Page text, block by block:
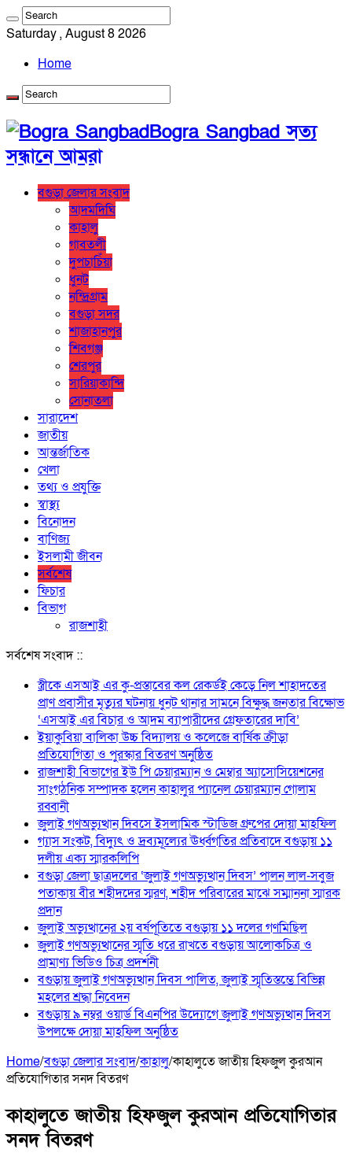
Saturday , August 8 2026
Home
Bogra Sangbad সত্য
সন্ধানে আমরা
বগুড়া জেলার সংবাদ
আদমদিঘি
কাহালু
গাবতলী
দুপচাচিঁয়া
ধুনট
নন্দ্রিগ্রাম
বগুড়া সদর
শাজাহানপুর
শিবগঞ্জ
শেরপুর
সারিয়াকান্দি
সোনাতলা
সারাদেশ
জাতীয়
আন্তর্জাতিক
খেলা
তথ্য ও প্রযুক্তি
স্বাস্থ্য
বিনোদন
বাণিজ্য
ইসলামী জীবন
সর্বশেষ
ফিচার
বিভাগ
রাজশাহী
সর্বশেষ সংবাদ ::
স্ত্রীকে এসআই এর কু-প্রস্তাবের কল রেকর্ডই কেড়ে নিল শাহাদতের
প্রাণ প্রবাসীর মৃত্যুর ঘটনায় ধুনট থানার সামনে বিক্ষুদ্ধ জনতার বিক্ষোভ
‘এসআই এর বিচার ও আদম ব্যাপারীদের গ্রেফতারের দাবি’
ইয়াকুবিয়া বালিকা উচ্চ বিদ্যালয় ও কলেজে বার্ষিক ক্রীড়া
প্রতিযোগিতা ও পুরস্কার বিতরণ অনুষ্ঠিত
রাজশাহী বিভাগের ইউ পি চেয়ারম্যান ও মেম্বার অ্যাসোসিয়েশনের
সাংগঠনিক সম্পাদক হলেন কাহালুর প্যানেল চেয়ারম্যান গোলাম
রব্বানী
জুলাই গণঅভ্যুত্থান দিবসে ইসলামিক স্টাডিজ গ্রুপের দোয়া মাহফিল
গ্যাস সংকট, বিদ্যুৎ ও দ্রব্যমূল্যের ঊর্ধ্বগতির প্রতিবাদে বগুড়ায় ১১
দলীয় এক্য স্মারকলিপি
বগুড়া জেলা ছাত্রদলের ‘জুলাই গণঅভ্যুত্থান দিবস’ পালন লাল-সবুজ
পতাকায় বীর শহীদদের স্মরণ, শহীদ পরিবারের মাঝে সম্মাননা স্মারক
প্রদান
জুলাই অভ্যুত্থানের ২য় বর্ষপূতিতে বগুড়ায় ১১ দলের গণমিছিল
জুলাই গণঅভ্যুত্থানের স্মৃতি ধরে রাখতে বগুড়ায় আলোকচিত্র ও
প্রামাণ্য ভিডিও চিত্র প্রদর্শনী
বগুড়ায় জুলাই গণঅভ্যুত্থান দিবস পালিত, জুলাই স্মৃতিস্তম্ভে বিভিন্ন
মহলের শ্রদ্ধা নিবেদন
বগুড়ায় ৯ নম্বর ওয়ার্ড বিএনপির উদ্যোগে জুলাই গণঅভ্যুত্থান দিবস
উপলক্ষে দোয়া মাহফিল অনুষ্ঠিত
Home/বগুড়া জেলার সংবাদ/কাহালু/কাহালুতে জাতীয় হিফজুল কুরআন
প্রতিযোগিতার সনদ বিতরণ
কাহালুতে জাতীয় হিফজুল কুরআন প্রতিযোগিতার
সনদ বিতরণ